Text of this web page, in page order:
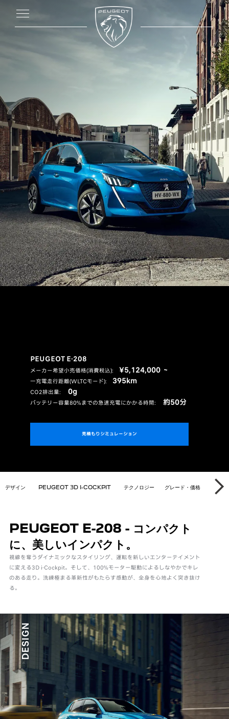
PEUGEOT E-208
メーカー希望小売価格(消費税込)： ¥5,124,000 ～
一充電走行距離(WLTCモード)： 395km
CO2排出量： 0g
バッテリー容量80%までの急速充電にかかる時間： 約50分
見積もりシミュレーション
E-208
デザイン PEUGEOT 3D I-COCKPIT テクノロジー グレード・価格 WEB
次
PEUGEOT E-208 - コンパクト
に、美しいインパクト。
視線を奪うダイナミックなスタイリング、運転を新しいエンターテイメント
に変える3D i-Cockpit。そして、100%モーター駆動によるしなやかでキレ
のある走り。洗練極まる革新性がもたらす感動が、全身を心地よく突き抜け
る。
DESIGN